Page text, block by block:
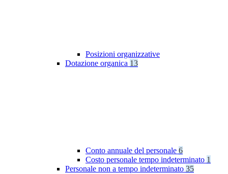
Posizioni organizzative
Dotazione organica 13
Conto annuale del personale 6
Costo personale tempo indeterminato 1
Personale non a tempo indeterminato 35